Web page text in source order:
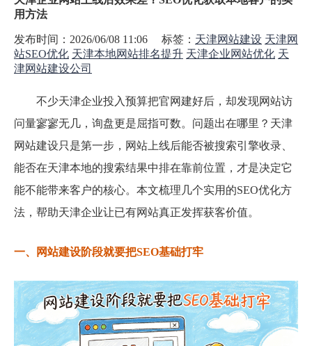
用方法
发布时间：2026/06/08 11:06 标签： 天津网站建设 天津网
站SEO优化 天津本地网站排名提升 天津企业网站优化 天
津网站建设公司
不少天津企业投入预算把官网建好后，却发现网站访
问量寥寥无几，询盘更是屈指可数。问题出在哪里？天津
网站建设只是第一步，网站上线后能否被搜索引擎收录、
能否在天津本地的搜索结果中排在靠前位置，才是决定它
能不能带来客户的核心。本文梳理几个实用的SEO优化方
法，帮助天津企业让已有网站真正发挥获客价值。
一、网站建设阶段就要把SEO基础打牢